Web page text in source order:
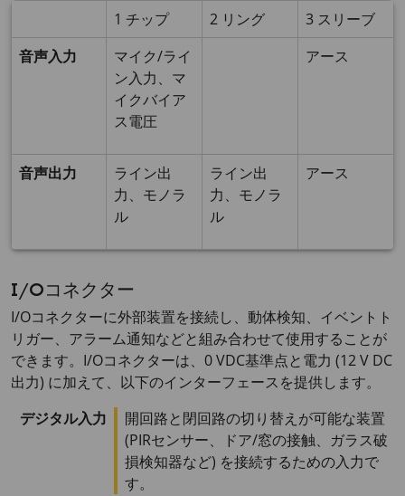
1 チップ 2 リング
3 スリーブ
音声入力
マイク/ライ
ン入力、マ
イクバイア
ス電圧
アース
音声出力
ライン出
力、モノラ
ル
ライン出
力、モノラ
ル
アース
I/Oコネクター
I/Oコネクターに外部装置を接続し、動体検知、イベントト
リガー、アラーム通知などと組み合わせて使用することが
できます。I/Oコネクターは、 0 VDC基準点と電力 (12 V DC
出力) に加えて、以下のインターフェースを提供します。
デジタル入力
開回路と閉回路の切り替えが可能な装置
(PIRセンサー、ドア/窓の接触、ガラス破
損検知器など) を接続するための入力で
す。